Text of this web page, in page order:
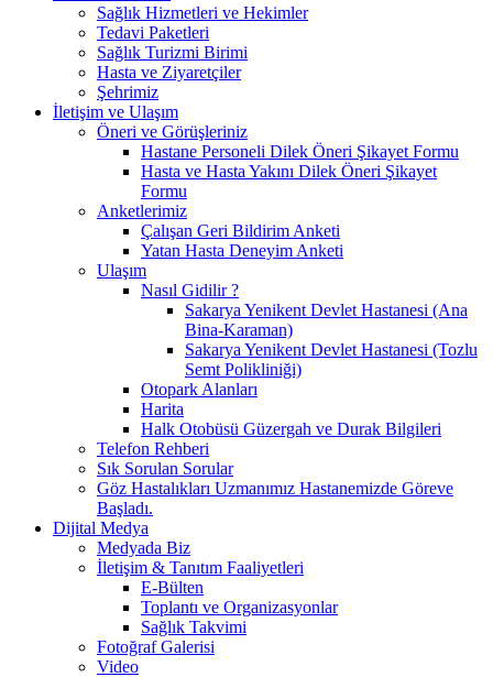
Sağlık Hizmetleri ve Hekimler
Tedavi Paketleri
Sağlık Turizmi Birimi
Hasta ve Ziyaretçiler
Şehrimiz
İletişim ve Ulaşım
Öneri ve Görüşleriniz
Hastane Personeli Dilek Öneri Şikayet Formu
Hasta ve Hasta Yakını Dilek Öneri Şikayet
Formu
Anketlerimiz
Çalışan Geri Bildirim Anketi
Yatan Hasta Deneyim Anketi
Ulaşım
Nasıl Gidilir ?
Sakarya Yenikent Devlet Hastanesi (Ana
Bina-Karaman)
Sakarya Yenikent Devlet Hastanesi (Tozlu
Semt Polikliniği)
Otopark Alanları
Harita
Halk Otobüsü Güzergah ve Durak Bilgileri
Telefon Rehberi
Sık Sorulan Sorular
Göz Hastalıkları Uzmanımız Hastanemizde Göreve
Başladı.
Dijital Medya
Medyada Biz
İletişim & Tanıtım Faaliyetleri
E-Bülten
Toplantı ve Organizasyonlar
Sağlık Takvimi
Fotoğraf Galerisi
Video